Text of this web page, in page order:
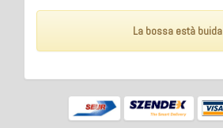
La bossa està buida